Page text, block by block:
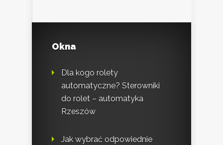
Okna
Dla kogo rolety
automatyczne? Sterowniki
do rolet – automatyka
Rzeszów
Jak wybrać odpowiednie